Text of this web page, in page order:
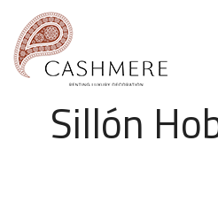
Sillón